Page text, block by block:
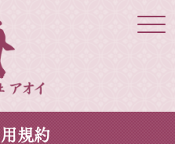
Click
用規約